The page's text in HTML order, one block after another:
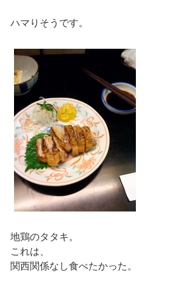
ハマりそうです。
地鶏のタタキ。
これは、
関西関係なし食べたかった。